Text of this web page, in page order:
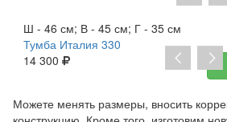
Ш - 46 см; В - 45 см; Г - 35 см
Тумба Италия 330
14 300
Можете менять размеры, вносить